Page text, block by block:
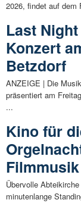
2026, findet auf dem
Last
Konzert
Betzdorf
ANZEIGE | Die
präsentiert am
...
Kino für
Übervolle
minutenlange